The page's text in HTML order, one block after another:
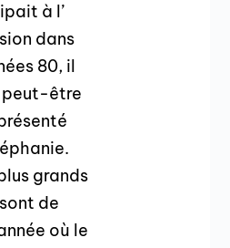
à l’
dans
80, il
être
grands
de
où le